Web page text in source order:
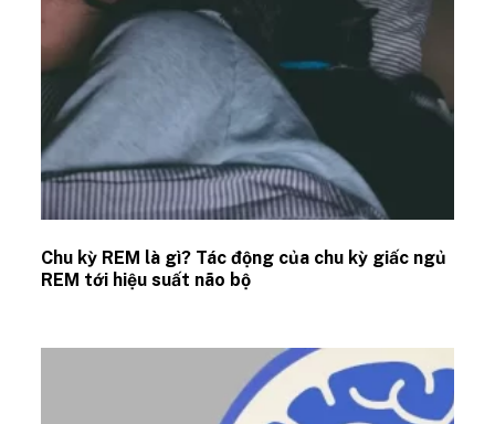
Chu kỳ REM là gì? Tác động của chu kỳ giấc ngủ
REM tới hiệu suất não bộ